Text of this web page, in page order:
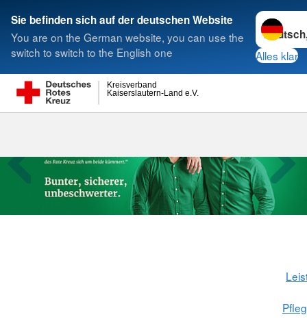
Sie befinden sich auf der deutschen Website
You are on the German website, you can use the
switch to switch to the English one
Sprache
Alles klar
Kaiserslautern-Land e.V.
Kreisverband
Suche